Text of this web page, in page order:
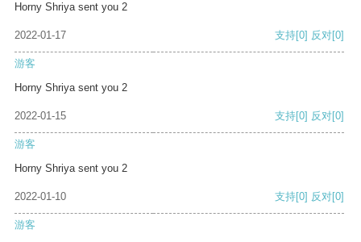
Horny Shriya sent you 2
2022-01-17 支持[0] 反对[0]
游客
Horny Shriya sent you 2
2022-01-15 支持[0] 反对[0]
游客
Horny Shriya sent you 2
2022-01-10 支持[0] 反对[0]
游客